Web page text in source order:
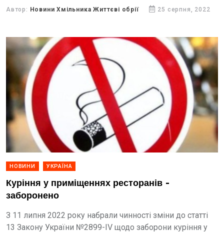
Автор: Новини Хмільника Життєві обрії 25 серпня, 2022
НОВИНИ УКРАЇНА
Куріння у приміщеннях ресторанів -
заборонено
З 11 липня 2022 року набрали чинності зміни до статті
13 Закону України №2899-IV щодо заборони куріння у